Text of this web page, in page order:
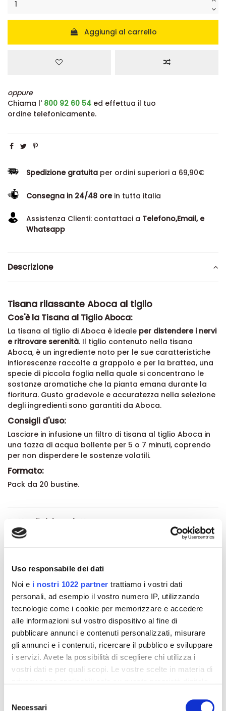
Uso responsabile dei dati
Noi e i nostri 1022 partner trattiamo i vostri dati
personali, ad esempio il vostro numero IP, utilizzando
tecnologie come i cookie per memorizzare e accedere
alle informazioni sul vostro dispositivo al fine di
pubblicare annunci e contenuti personalizzati, misurare
gli annunci e i contenuti, ricercare il pubblico e sviluppare
i servizi. Avete la possibilità di scegliere chi utilizza i
vostri dati e per quali scopi. Le vostre scelte in materia di
modificare o revocare il proprio consenso in qualsiasi
delNecessari
Aggiungi al carrello
oppure
Chiama l' 800 92 60 54 ed effettua il tuo
ordine telefonicamente.
Spedizione gratuita per ordini superiori a 69,90€
Consegna in 24/48 orein tutta italia
Assistenza Clienti: contattaci a Telefono,Email, e
Whatsapp
Descrizione
Tisana rilassante Aboca al tiglio
Cos'è la Tisana al Tiglio Aboca:
La tisana al tiglio di Aboca è ideale per distendere i nervi
e ritrovare serenità. Il tiglio contenuto nella tisana
Aboca, è un ingrediente noto per le sue caratteristiche
infiorescenze raccolte a grappolo e per la brattea, una
specie di piccola foglia nella quale si concentrano le
sostanze aromatiche che la pianta emana durante la
fioritura. Gusto gradevole e accuratezza nella selezione
degli ingredienti sono garantiti da Aboca.
Consigli d'uso:
Lasciare in infusione un filtro di tisana al tiglio Aboca in
una tazza di acqua bollente per 5 o 7 minuti, coprendo
per non disperdere le sostenze volatili.
Formato:
Pack da 20 bustine.
Dettagli del prodotto
Recensioni
Altri prodotti che potrebbero
interessarti
-42% -42%